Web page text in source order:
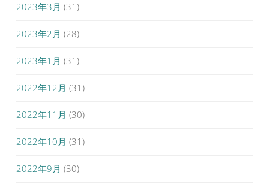
2023年3月 (31)
2023年2月 (28)
2023年1月 (31)
2022年12月 (31)
2022年11月 (30)
2022年10月 (31)
2022年9月 (30)